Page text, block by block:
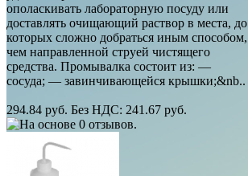
ополаскивать лабораторную посуду или
доставлять очищающий раствор в места, до
которых сложно добраться иным способом,
чем направленной струей чистящего
средства. Промывалка состоит из: —
сосуда; — завинчивающейся крышки;&nb..
294.84 руб. Без НДС: 241.67 руб.